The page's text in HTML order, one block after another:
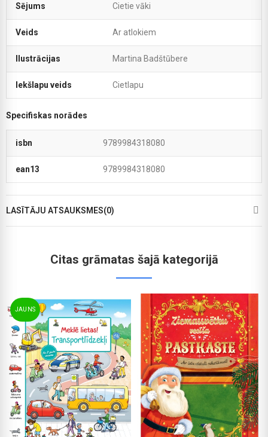
Sējums Cietie vāki
Veids Ar atlokiem
Ilustrācijas Martina Badštūbere
Iekšlapu veids Cietlapu
Specifiskas norādes
isbn 9789984318080
ean13 9789984318080
LASĪTĀJU ATSAUKSMES(0)
Citas grāmatas šajā kategorijā
JAUNS